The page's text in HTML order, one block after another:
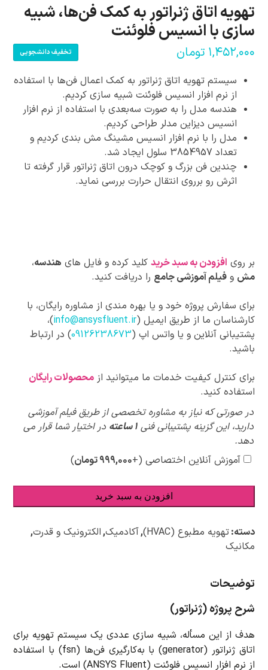
تهویه اتاق ژنراتور به کمک فن‌ها، شبیه
سازی با انسیس فلوئنت
۱,۴۵۲,۰۰۰ تومان تخفیف دانشجویی
سیستم تهویه اتاق ژنراتور به کمک اعمال فن‌ها با استفاده
از نرم افزار انسیس فلوئنت شبیه سازی کردیم.
هندسه مدل را به صورت سه‌بعدی با استفاده از نرم افزار
انسیس دیزاین مدلر طراحی کردیم.
مدل را با نرم افزار انسیس مشینگ مش بندی کردیم و
تعداد 3854957 سلول ایجاد شد.
چندین فن بزرگ و کوچک درون اتاق ژنراتور قرار گرفته تا
اثرش رو برروی انتقال حرارت بررسی نماید.
بر روی افزودن به سبد خرید کلید کرده و فایل های هندسه،
مش وفیلم آموزشی جامع را دریافت کنید.
برای سفارش پروژه خود و یا بهره مندی از مشاوره رایگان، با
کارشناسان ما از طریق ایمیل (info@ansysfluent.ir)،
پشتیبانی آنلاین و یا واتس اپ (09126238673) در ارتباط
باشید.
برای کنترل کیفیت خدمات ما میتوانید ازمحصولات رایگان
استفاده کنید.
پیشنهادات
ویژه
در صورتی که نیاز به مشاوره تخصصی از طریق فیلم آموزشی
دارید، این گزینه پشتیبانی فنی1 ساعته
در اختیار شما قرار می
دهد.
آموزش آنلاین اختصاصی (+۹۹۹,۰۰۰تومان)
افزودن به سبد خرید
دسته:تهویه مطبوع (HVAC) ,آکادمیک,الکترونیک و قدرت,
مکانیک
توضیحات
شرح پروژه (ژنراتور)
هدف از این مسأله، شبیه سازی عددی یک سیستم تهویه برای
اتاق ژنراتور (generator) با به‌کارگیری فن‌ها (fsn) با استفاده
از نرم افزار انسیس فلوئنت (ANSYS Fluent) است.